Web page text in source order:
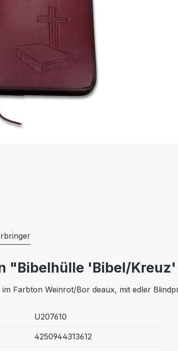
"Bibelhülle 'Bibel/
Farbton Weinrot/Bor deaux, mit edler
U207610
4250944313612